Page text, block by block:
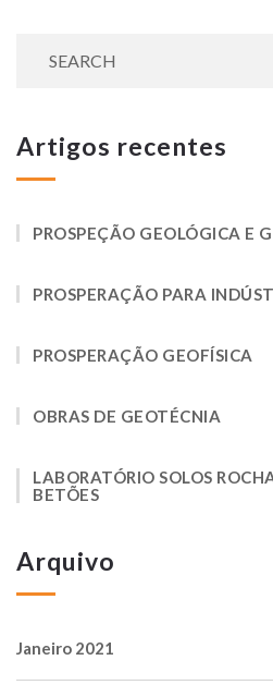
Artigos recentes
PROSPEÇÃO GEOLÓGICA E
PROSPERAÇÃO PARA
PROSPERAÇÃO GEOFÍSICA
OBRAS DE GEOTÉCNIA
LABORATÓRIO SOLOS
BETÕES
Arquivo
Janeiro 2021